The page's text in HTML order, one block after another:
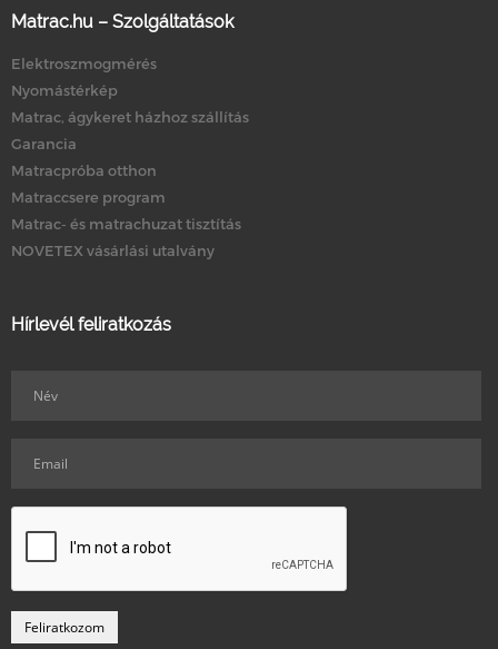
Matrac.hu – Szolgáltatások
Elektroszmogmérés
Nyomástérkép
Matrac, ágykeret házhoz szállítás
Garancia
Matracpróba otthon
Matraccsere program
Matrac- és matrachuzat tisztítás
NOVETEX vásárlási utalvány
Hírlevél feliratkozás